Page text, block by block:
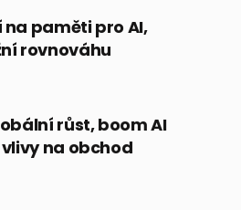
paměti pro AI,
rovnováhu
růst, boom AI
na obchod